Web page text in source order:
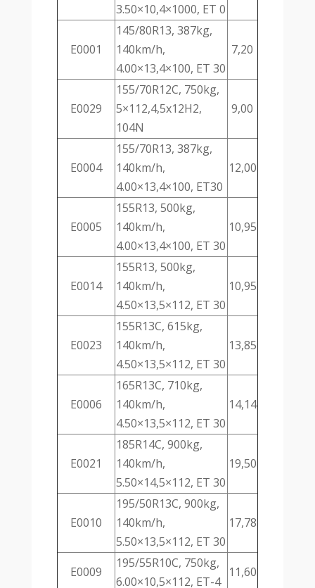
3.50×10,4×1000, ET 0
E0001
145/80R13, 387kg,
140km/h,
4.00×13,4×100, ET 30
7,20
E0029
155/70R12C, 750kg,
5×112,4,5x12H2,
104N
9,00
E0004
155/70R13, 387kg,
140km/h,
4.00×13,4×100, ET30
12,00
E0005
155R13, 500kg,
140km/h,
4.00×13,4×100, ET 30
10,95
E0014
155R13, 500kg,
140km/h,
4.50×13,5×112, ET 30
10,95
E0023
155R13C, 615kg,
140km/h,
4.50×13,5×112, ET 30
13,85
E0006
165R13C, 710kg,
140km/h,
4.50×13,5×112, ET 30
14,14
E0021
185R14C, 900kg,
140km/h,
5.50×14,5×112, ET 30
19,50
E0010
195/50R13C, 900kg,
140km/h,
5.50×13,5×112, ET 30
17,78
E0009
195/55R10C, 750kg,
6.00×10,5×112, ET-4
11,60